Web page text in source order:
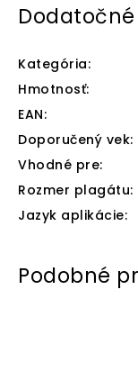
Kategória:
Hmotnosť:
EAN:
Doporučený vek:
Vhodné pre:
Rozmer plagátu:
Jazyk aplikácie: